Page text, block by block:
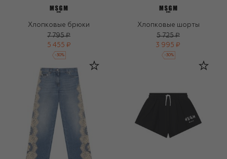
Хлопковые брюки
7 795 ₽
5 455 ₽
-30%
Хлопковые шорты
5 725 ₽
3 995 ₽
-30%